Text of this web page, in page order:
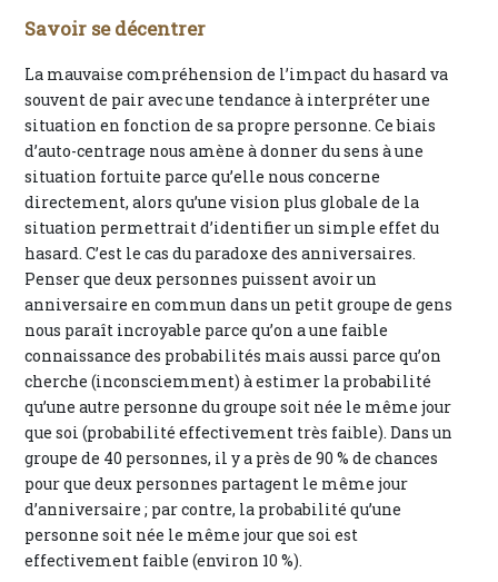
Savoir se décentrer
La mauvaise compréhension de l’impact du hasard va
souvent de pair avec une tendance à interpréter une
situation en fonction de sa propre personne. Ce biais
d’auto-centrage nous amène à donner du sens à une
situation fortuite parce qu’elle nous concerne
directement, alors qu’une vision plus globale de la
situation permettrait d’identifier un simple effet du
hasard. C’est le cas du paradoxe des anniversaires.
Penser que deux personnes puissent avoir un
anniversaire en commun dans un petit groupe de gens
nous paraît incroyable parce qu’on a une faible
connaissance des probabilités mais aussi parce qu’on
cherche (inconsciemment) à estimer la probabilité
qu’une autre personne du groupe soit née le même jour
que soi (probabilité effectivement très faible). Dans un
groupe de 40 personnes, il y a près de 90 % de chances
pour que deux personnes partagent le même jour
d’anniversaire ; par contre, la probabilité qu’une
personne soit née le même jour que soi est
effectivement faible (environ 10 %).